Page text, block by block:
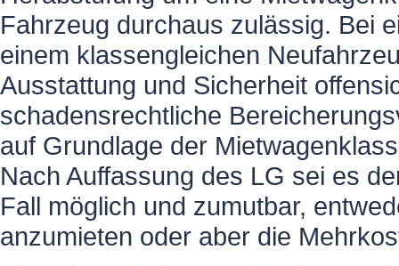
Fahrzeug durchaus zulässig. Bei
einem klassengleichen
Ausstattung und Sicherheit
schadensrechtliche
auf Grundlage der
Nach Auffassung des LG sei es
Fall möglich und zumutbar,
anzumieten oder aber die